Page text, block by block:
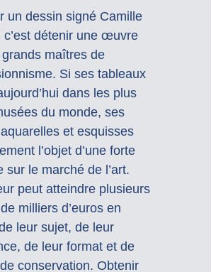
un dessin signé Camille
c’est détenir une œuvre
grands maîtres de
Si ses tableaux
dans les plus
du monde, ses
et esquisses
l’objet d’une forte
sur le marché de l’art.
peut atteindre plusieurs
milliers d’euros en
leur sujet, de leur
de leur format et de
conservation. Obtenir